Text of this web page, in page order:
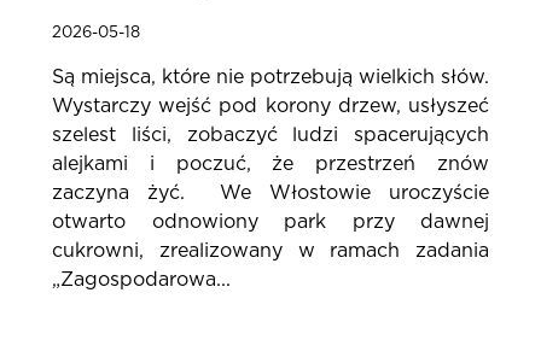
2026-05-18
Są miejsca, które nie potrzebują wielkich słów.
Wystarczy wejść pod korony drzew, usłyszeć
szelest liści, zobaczyć ludzi spacerujących
alejkami i poczuć, że przestrzeń znów
zaczyna żyć. We Włostowie uroczyście
otwarto odnowiony park przy dawnej
cukrowni, zrealizowany w ramach zadania
„Zagospodarowa...